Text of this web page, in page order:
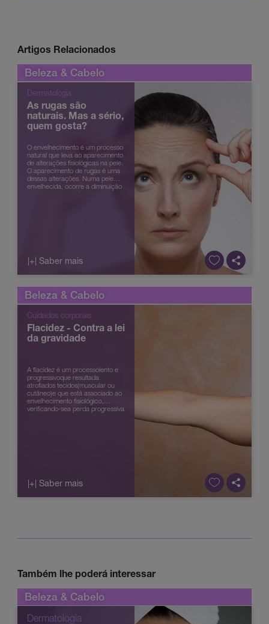
Artigos Relacionados
Beleza & Cabelo
Dermatologia
As rugas são
naturais. Mas a sério,
quem gosta?
O envelhecimento é um processo
natural que leva ao aparecimento
de alterações fisiológicas na pele.
O aparecimento de rugas é uma
dessas alterações. Numa pele
envelhecida, ocorre a diminuição
da espessura da derme e
|+| Saber mais
Beleza & Cabelo
Cuidados corporais
Flacidez - Contra a lei
da gravidade
A flacidez é um processolento e
progressivoque resultada
atrofiados tecidos(muscular ou
cutâneo)e que está associado ao
envelhecimento fisiológico,
verificando-sea perda progressiva
de massa muscular que
|+| Saber mais
Também lhe poderá interessar
Beleza & Cabelo
Dermatologia